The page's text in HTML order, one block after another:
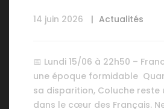
14 juin 2026 Actualités
📅 Lundi 15/06 à 22h50 –
une époque formidable
sa disparition, Coluche
dans le cœur des Français.